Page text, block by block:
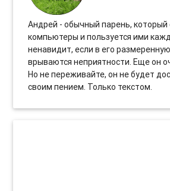
Андрей - обычный парень,
компьютеры и пользуется ими
ненавидит, если в его
врываются неприятности. Еще он
Но не переживайте, он не будет
своим пением. Только текстом.